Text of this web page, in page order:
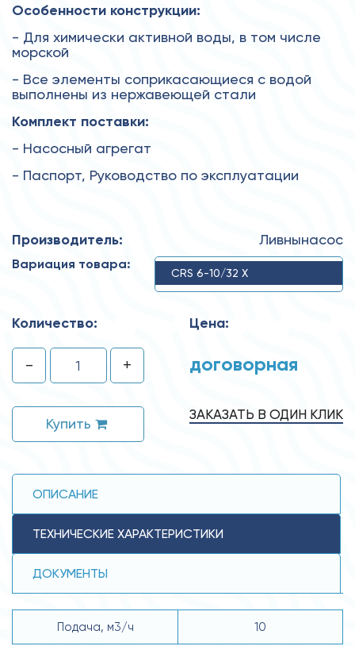
Особенности конструкции:
- Для химически активной воды, в том числе
морской
- Все элементы соприкасающиеся с водой
выполнены из нержавеющей стали
Комплект поставки:
- Насосный агрегат
- Паспорт, Руководство по эксплуатации
Производитель: Ливнынасос
Вариация товара:
CRS 6-10/32 X
Количество:
- +
Купить
Цена:
договорная
ЗАКАЗАТЬ В ОДИН КЛИК
ОПИСАНИЕ
ТЕХНИЧЕСКИЕ ХАРАКТЕРИСТИКИ
ДОКУМЕНТЫ
Подача, м3/ч 10